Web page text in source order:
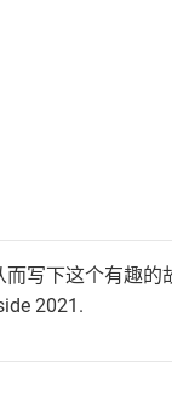
写下这个有趣
2021.